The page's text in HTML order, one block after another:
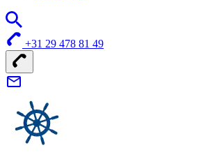
+31 29 478 81 49